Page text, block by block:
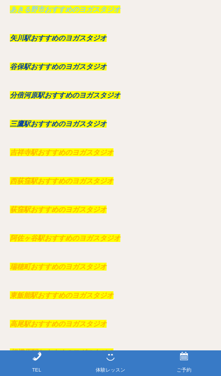
あきる野市おすすめのヨガスタジオ
矢川駅おすすめのヨガスタジオ
谷保駅おすすめのヨガスタジオ
分倍河原駅おすすめのヨガスタジオ
三鷹駅おすすめのヨガスタジオ
吉祥寺駅おすすめのヨガスタジオ
西荻窪駅おすすめのヨガスタジオ
荻窪駅おすすめのヨガスタジオ
阿佐ヶ谷駅おすすめのヨガスタジオ
瑞穂町おすすめのヨガスタジオ
東飯能駅おすすめのヨガスタジオ
高尾駅おすすめのヨガスタジオ
相模原駅おすすめのヨガスタジオ
TEL 体験レッスン ご予約